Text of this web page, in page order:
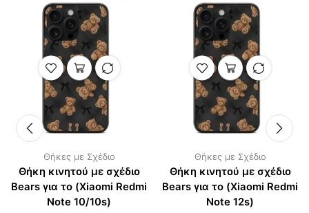
Θήκες με Σχέδιο
Θήκη κινητού με σχέδιο
Bears για το (Xiaomi Redmi
Note 10/10s)
Θήκες με Σχέδιο
Θήκη κινητού με σχέδιο
Bears για το (Xiaomi Redmi
Note 12s)